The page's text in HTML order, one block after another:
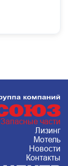
Запасные части
Лизинг
Мотель
Новости
Контакты